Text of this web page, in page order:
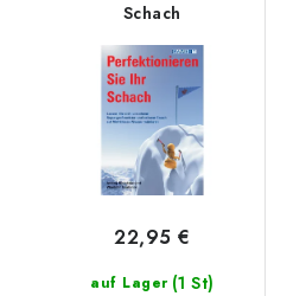
Schach
auf Lager (1 St)
22,95 €